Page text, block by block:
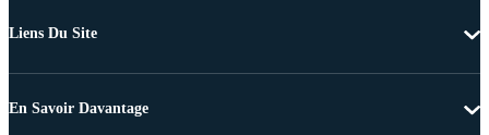
Liens Du Site
En Savoir Davantage